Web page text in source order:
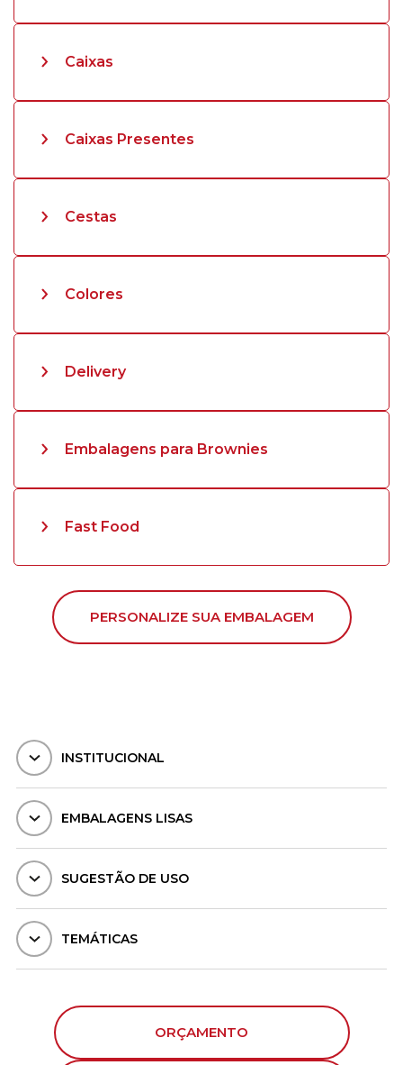
Caixas
Caixas Presentes
Cestas
Colores
Delivery
Embalagens para Brownies
Fast Food
PERSONALIZE SUA EMBALAGEM
INSTITUCIONAL
EMBALAGENS LISAS
SUGESTÃO DE USO
TEMÁTICAS
ORÇAMENTO